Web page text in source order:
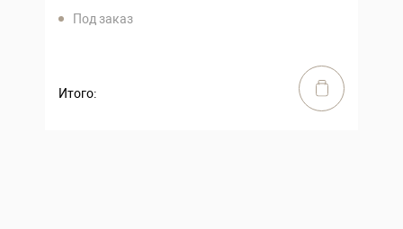
Под заказ
Итого: